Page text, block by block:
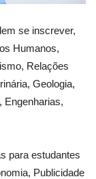
se inscrever,
Humanos,
Relações
Geologia,
Engenharias,
para estudantes
Publicidade